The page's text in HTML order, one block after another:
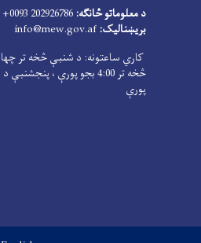
د معلوماتو څانګه: 202926786 0093+
بریښنالیک: info@mew.gov.af
پورې